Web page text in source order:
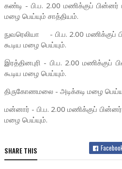
கண்டி - பி.ப. 2.00 மணிக்குப் பின்னர்
மழை பெய்யும் சாத்தியம்.
நுவரெலியா - பி.ப. 2.00 மணிக்குப்
கூடிய மழை பெய்யும்.
இரத்தினபுரி - பி.ப. 2.00
கூடிய மழை பெய்யும்.
திருகோணமலை - அடிக்கடி மழை
மன்னார் - பி.ப. 2.00 மணிக்குப்
மழை பெய்யும்.
SHARE THIS